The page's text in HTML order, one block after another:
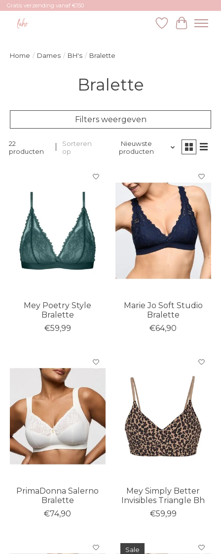
Gratis verzending vanaf €150
Verlanglijst
Home / Dames / BH's / Bralette
Bralette
Filters weergeven
22
producten
Sorteren
op
Nieuwste
producten
Mey Poetry Style
Bralette
€59,99
Marie Jo Soft Studio
Bralette
€64,90
PrimaDonna Salerno
Bralette
€74,90
Mey Simply Better
Invisibles Triangle Bh
€59,99
Sale